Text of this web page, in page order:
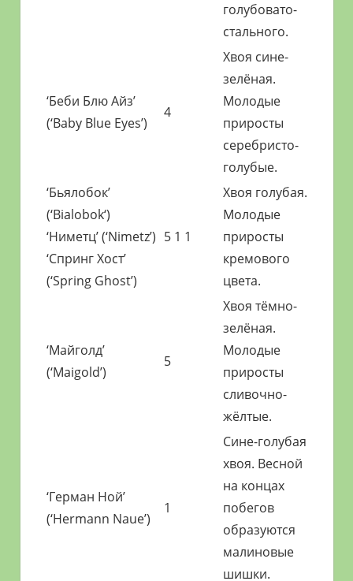
голубовато-
стального.
‘Беби Блю Айз’
(‘Baby Blue Eyes’)
4
Хвоя сине-
зелёная.
Молодые
приросты
серебристо-
голубые.
‘Бьялобок’
(‘Bialobok‘)
‘Ниметц’ (‘Nimetz’)
‘Спринг Хост’
(‘Spring Ghost’)
5 1 1
Хвоя голубая.
Молодые
приросты
кремового
цвета.
‘Майголд’
(‘Maigold’)
5
Хвоя тёмно-
зелёная.
Молодые
приросты
сливочно-
жёлтые.
‘Герман Ной’
(‘Hermann Naue’)
1
Сине-голубая
хвоя. Весной
на концах
побегов
образуются
малиновые
шишки.